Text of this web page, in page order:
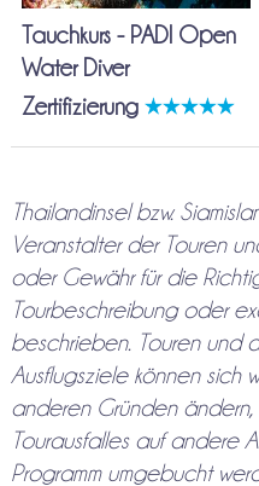
Tauchkurs - PADI Open
Water Diver
Zertifizierung
Thailandinsel bzw.
Veranstalter der Touren
oder Gewähr für die
Tourbeschreibung oder
beschrieben. Touren und
Ausflugsziele können sich
anderen Gründen
Tourausfalles auf andere
Programm umgebucht